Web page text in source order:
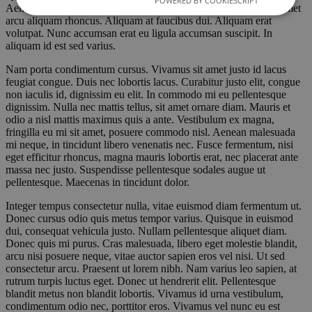
Aenean facilisis tincidunt fermentum. Aenean sit amet risus sit amet
arcu aliquam rhoncus. Aliquam at faucibus dui. Aliquam erat
volutpat. Nunc accumsan erat eu ligula accumsan suscipit. In
aliquam id est sed varius.
Nam porta condimentum cursus. Vivamus sit amet justo id lacus
feugiat congue. Duis nec lobortis lacus. Curabitur justo elit, congue
non iaculis id, dignissim eu elit. In commodo mi eu pellentesque
dignissim. Nulla nec mattis tellus, sit amet ornare diam. Mauris et
odio a nisl mattis maximus quis a ante. Vestibulum ex magna,
fringilla eu mi sit amet, posuere commodo nisl. Aenean malesuada
mi neque, in tincidunt libero venenatis nec. Fusce fermentum, nisi
eget efficitur rhoncus, magna mauris lobortis erat, nec placerat ante
massa nec justo. Suspendisse pellentesque sodales augue ut
pellentesque. Maecenas in tincidunt dolor.
Integer tempus consectetur nulla, vitae euismod diam fermentum ut.
Donec cursus odio quis metus tempor varius. Quisque in euismod
dui, consequat vehicula justo. Nullam pellentesque aliquet diam.
Donec quis mi purus. Cras malesuada, libero eget molestie blandit,
arcu nisi posuere neque, vitae auctor sapien eros vel nisi. Ut sed
consectetur arcu. Praesent ut lorem nibh. Nam varius leo sapien, at
rutrum turpis luctus eget. Donec ut hendrerit elit. Pellentesque
blandit metus non blandit lobortis. Vivamus id urna vestibulum,
condimentum odio nec, porttitor eros. Vivamus vel nunc eu est